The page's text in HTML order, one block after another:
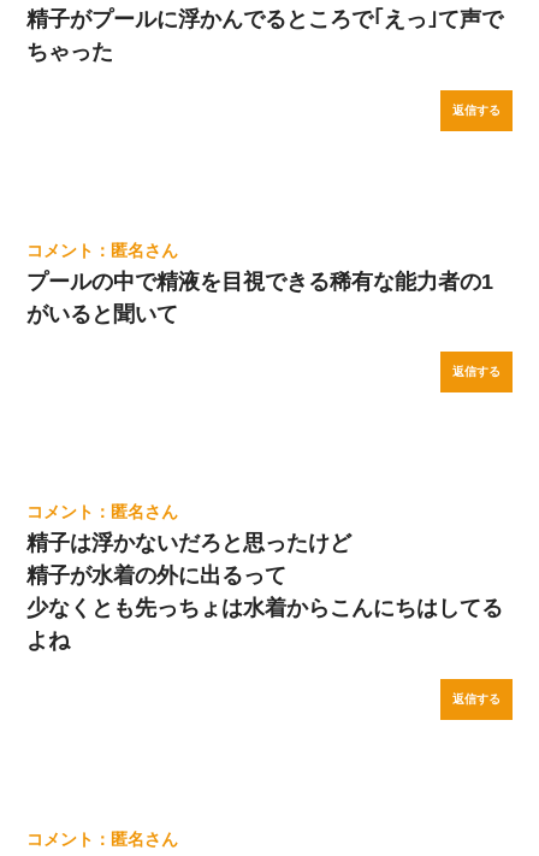
精子がプールに浮かんでるところで｢えっ｣て声で
ちゃった
返信する
匿名
プールの中で精液を目視できる稀有な能力者の1
がいると聞いて
返信する
匿名
精子は浮かないだろと思ったけど
精子が水着の外に出るって
少なくとも先っちょは水着からこんにちはしてる
よね
返信する
匿名